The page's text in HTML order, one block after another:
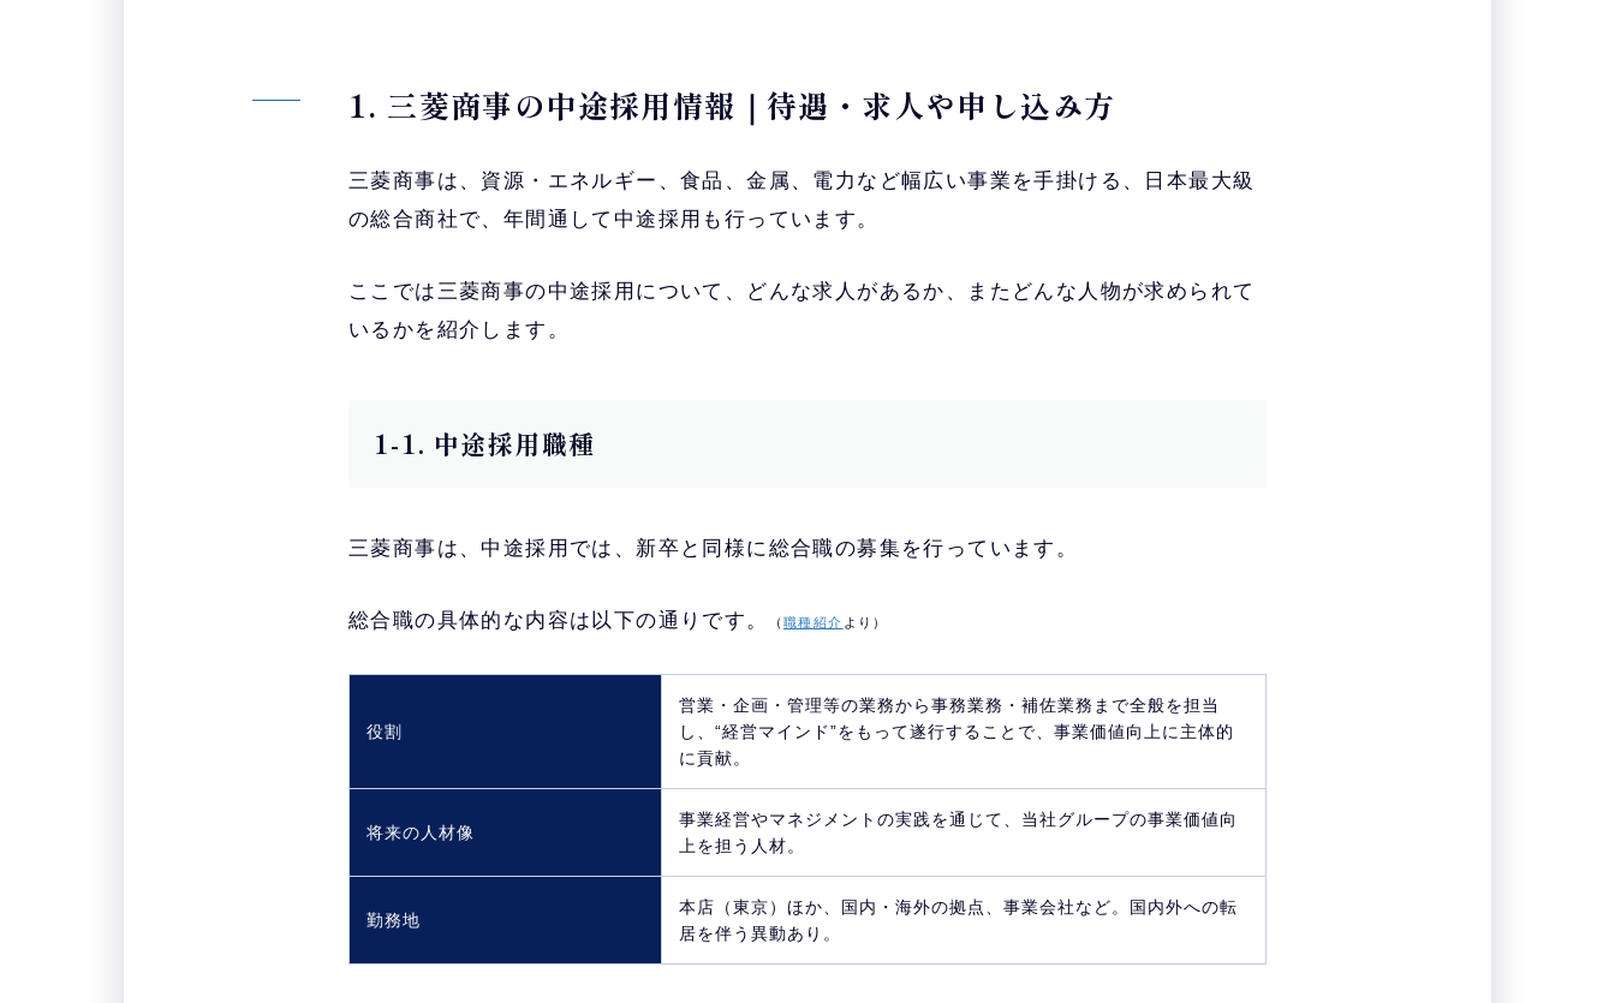
1. 三菱商事の中途採用情報｜待遇・求人や申し込み方
三菱商事は、資源・エネルギー、食品、金属、電力など幅広い事業を手掛ける、日本最大級
の総合商社で、年間通して中途採用も行っています。
ここでは三菱商事の中途採用について、どんな求人があるか、またどんな人物が求められて
いるかを紹介します。
1-1. 中途採用職種
三菱商事は、中途採用では、新卒と同様に総合職の募集を行っています。
総合職の具体的な内容は以下の通りです。 （職種紹介 より）
役割
営業・企画・管理等の業務から事務業務・補佐業務まで全般を担当
し、“経営マインド”をもって遂行することで、事業価値向上に主体的
に貢献。
将来の人材像
事業経営やマネジメントの実践を通じて、当社グループの事業価値向
上を担う人材。
勤務地
本店（東京）ほか、国内・海外の拠点、事業会社など。国内外への転
居を伴う異動あり。